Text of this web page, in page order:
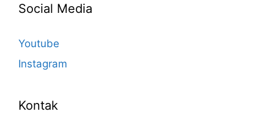
Social Media
Youtube
Instagram
Kontak